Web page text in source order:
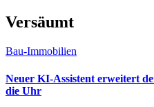
Versäumt
Bau-Immobilien
Neuer KI-Assistent erweitert
die Uhr